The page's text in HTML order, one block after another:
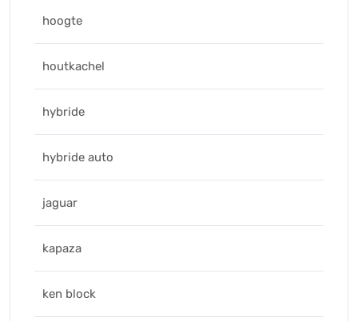
hoogte
houtkachel
hybride
hybride auto
jaguar
kapaza
ken block